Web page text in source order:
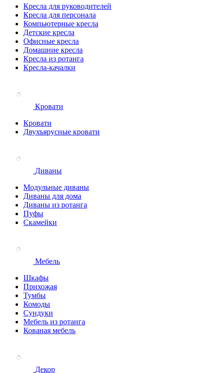
Кресла для руководителей
Кресла для персонала
Компьютерные кресла
Детские кресла
Офисные кресла
Домашние кресла
Кресла из ротанга
Кресла-качалки
Кровати
Кровати
Двухъярусные кровати
Диваны
Модульные диваны
Диваны для дома
Диваны из ротанга
Пуфы
Скамейки
Мебель
Шкафы
Прихожая
Тумбы
Комоды
Сундуки
Мебель из ротанга
Кованая мебель
Декор